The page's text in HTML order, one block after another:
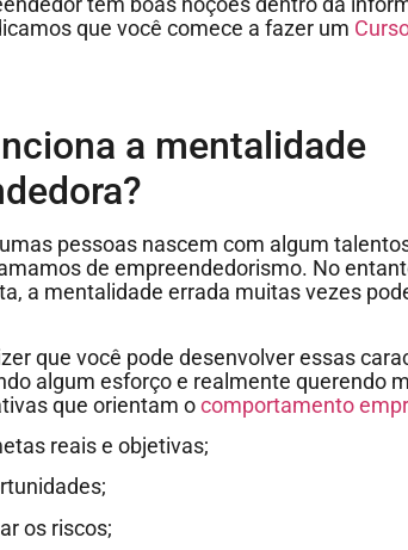
que você comece a fazer um
a mentalidade
pessoas nascem com algum
de empreendedorismo. No
a mentalidade errada muitas vezes
que você pode desenvolver essas
algum esforço e realmente querendo
que orientam ocomportamento
reais e objetivas;
os riscos;